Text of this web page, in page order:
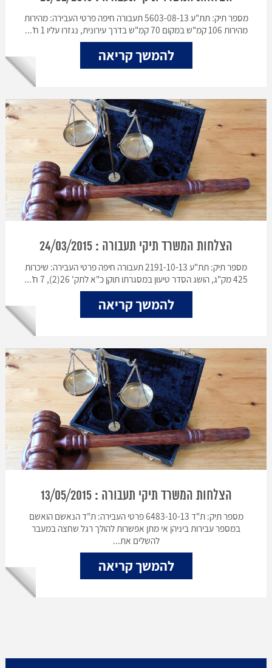
מספר תיק: תת"ע 5603-08-13 תעבורה חיפה פרטי העבירה: מהירות
מהירות 106 קמ"ש במקום 70 קמ"ש בדרך עירונית, נגזרו עליו 1 ח'...
להמשך קריאה
הצלחות המשרד תיקי תעבורה : 24/03/2015
מספר תיק: תת"ע 2191-10-13 תעבורה חיפה פרטי העבירה: שיכרות
425 מק"ג, הושג הסדר טיעון במסגרתו תוקן כ"א לתק' 26(2), 7 ח'...
להמשך קריאה
הצלחות המשרד תיקי תעבורה : 13/05/2015
מספר תיק: ת"ד 6483-10-13 פרטי העבירה: ת"ד הנאשם הואשם
במספר עבירות ביניהן אי מתן אפשרות להולך רגל שחצה במעבר
להשלים את...
להמשך קריאה